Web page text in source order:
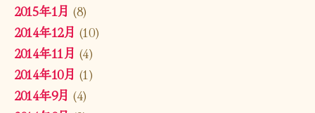
2015年1月 (8)
2014年12月 (10)
2014年11月 (4)
2014年10月 (1)
2014年9月 (4)